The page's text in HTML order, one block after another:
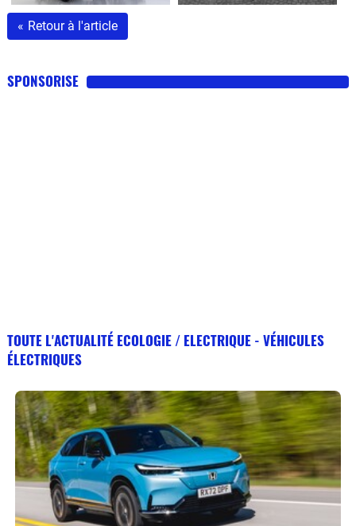
Marques
« Retour à l'article
SPONSORISE
TOUTE L'ACTUALITÉ ECOLOGIE / ELECTRIQUE - VÉHICULES
ÉLECTRIQUES